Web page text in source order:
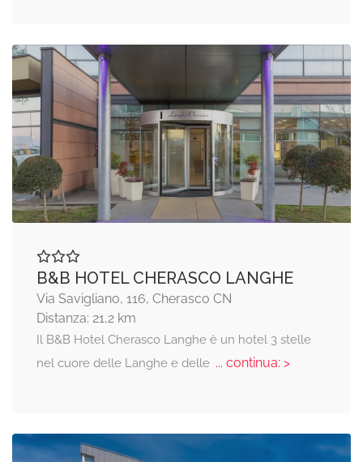
B&B HOTEL CHERASCO LANGHE
Via Savigliano, 116, Cherasco CN
Distanza: 21,2 km
Il B&B Hotel Cherasco Langhe è un hotel 3 stelle
nel cuore delle Langhe e delle... continua: >